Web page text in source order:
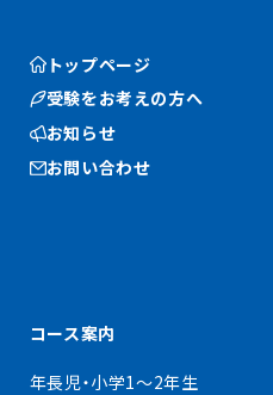
トップページ
受験をお考えの方へ
お知らせ
お問い合わせ
コース案内
年長児・小学1〜2年生